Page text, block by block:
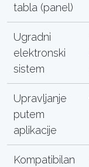
tabla (panel)
Ugradni
elektronski
sistem
Upravljanje
putem
aplikacije
Kompatibilan